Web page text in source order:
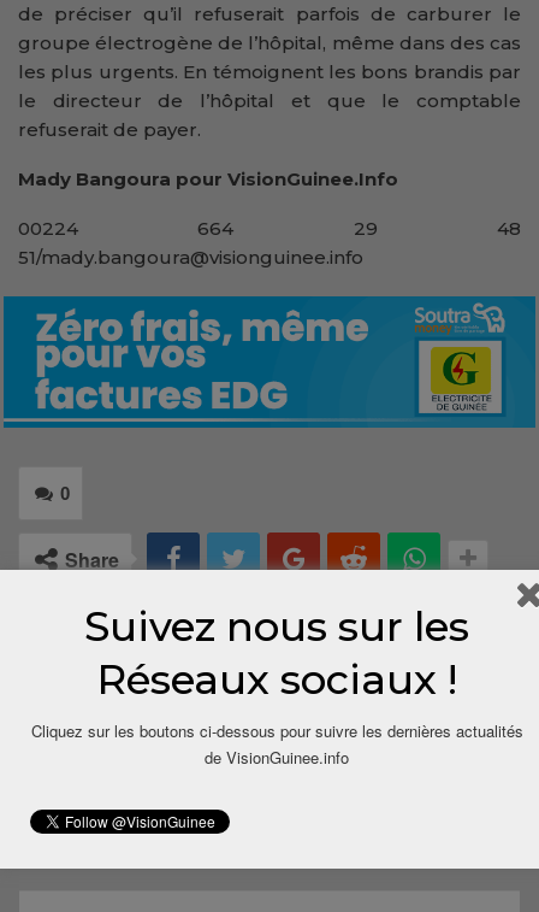
de préciser qu’il refuserait parfois de carburer le
groupe électrogène de l’hôpital, même dans des cas
les plus urgents. En témoignent les bons brandis par
le directeur de l’hôpital et que le comptable
refuserait de payer.
Mady Bangoura pour VisionGuinee.Info
00224 664 29 48
51/mady.bangoura@visionguinee.info
0
Share
Suivez nous sur les
Réseaux sociaux !
Cliquez sur les boutons ci-dessous pour suivre les dernières actualités
de VisionGuinee.info